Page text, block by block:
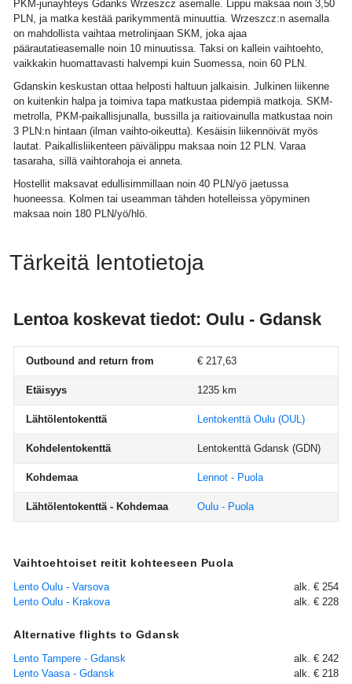
PKM-junayhteys Gdanks Wrzeszcz asemalle. Lippu maksaa noin 3,50
PLN, ja matka kestää parikymmentä minuuttia. Wrzeszcz:n asemalla
on mahdollista vaihtaa metrolinjaan SKM, joka ajaa
päärautatieasemalle noin 10 minuutissa. Taksi on kallein vaihtoehto,
vaikkakin huomattavasti halvempi kuin Suomessa, noin 60 PLN.
Gdanskin keskustan ottaa helposti haltuun jalkaisin. Julkinen liikenne
on kuitenkin halpa ja toimiva tapa matkustaa pidempiä matkoja. SKM-
metrolla, PKM-paikallisjunalla, bussilla ja raitiovainulla matkustaa noin
3 PLN:n hintaan (ilman vaihto-oikeutta). Kesäisin liikennöivät myös
lautat. Paikallisliikenteen päivälippu maksaa noin 12 PLN. Varaa
tasaraha, sillä vaihtorahoja ei anneta.
Hostellit maksavat edullisimmillaan noin 40 PLN/yö jaetussa
huoneessa. Kolmen tai useamman tähden hotelleissa yöpyminen
maksaa noin 180 PLN/yö/hlö.
Tärkeitä lentotietoja
Lentoa koskevat tiedot: Oulu - Gdansk
Outbound and return from € 217,63
Etäisyys 1235 km
Lähtölentokenttä Lentokenttä Oulu (OUL)
Kohdelentokenttä Lentokenttä Gdansk (GDN)
Kohdemaa Lennot - Puola
Lähtölentokenttä - Kohdemaa Oulu - Puola
Vaihtoehtoiset reitit kohteeseen Puola
Lento Oulu - Varsova
alk. € 254
Lento Oulu - Krakova
alk. € 228
Alternative flights to Gdansk
Lento Tampere - Gdansk
alk. € 242
Lento Vaasa - Gdansk
alk. € 218